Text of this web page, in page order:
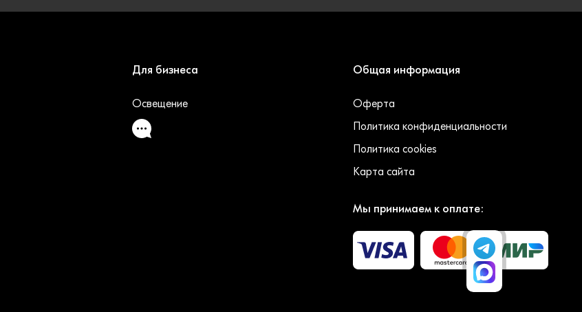
Для бизнеса
Освещение
Общая информация
Оферта
Политика конфиденциальности
Политика cookies
Карта сайта
Мы принимаем к оплате: